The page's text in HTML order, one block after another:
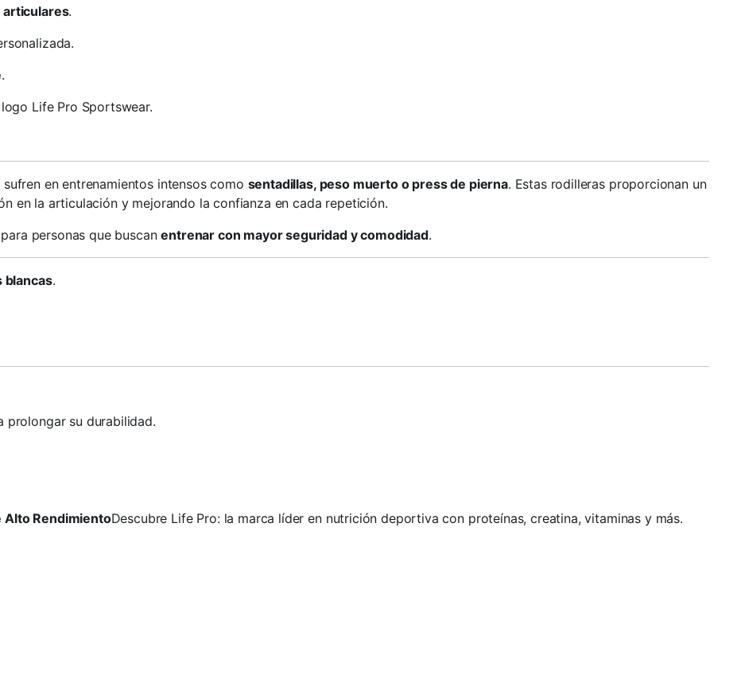
articulares.
.
Life Pro Sportswear.
en entrenamientos intensos como sentadillas, peso muerto o press de pierna. Estas rodilleras proporcionan un
en la articulación y mejorando la confianza en cada repetición.
personas que buscanentrenar con mayor seguridad y comodidad.
blancas.
prolongar su durabilidad.
Alto RendimientoDescubre Life Pro: la marca líder en nutrición deportiva con proteínas, creatina, vitaminas y más.